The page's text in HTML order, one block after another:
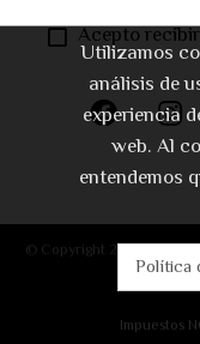
Acepto
© Copyright 2026 |Aviso
Impuestos
Utilizamos
análisis de
experiencia
web. Al
entendemos
Política